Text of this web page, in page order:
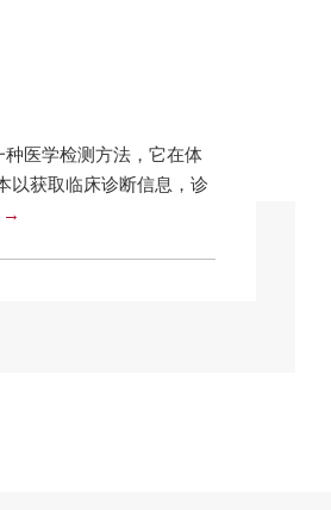
医学检测方法，它在体
以获取临床诊断信息，诊